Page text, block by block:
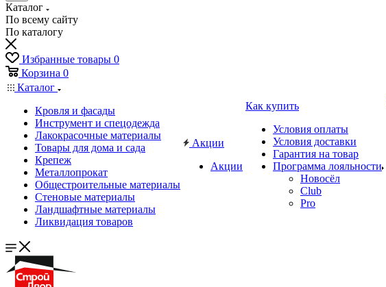
Каталог
По всему сайту
По каталогу
Избранные товары 0
Корзина 0
Каталог
Кровля и фасады
Инструмент и спецодежда
Лакокрасочные материалы
Товары для дома и сада
Крепеж
Металлопрокат
Общестроительные материалы
Стеновые материалы
Ландшафтные материалы
Ликвидация товаров
Акции
Акции
Как купить
Условия оплаты
Условия доставки
Гарантия на товар
Программа лояльности
Новосёл
Club
Pro